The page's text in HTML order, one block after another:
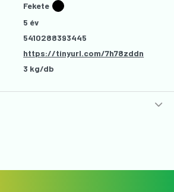
Fekete
5 év
5410288393445
https://tinyurl.com/7h78zddn
3 kg/db